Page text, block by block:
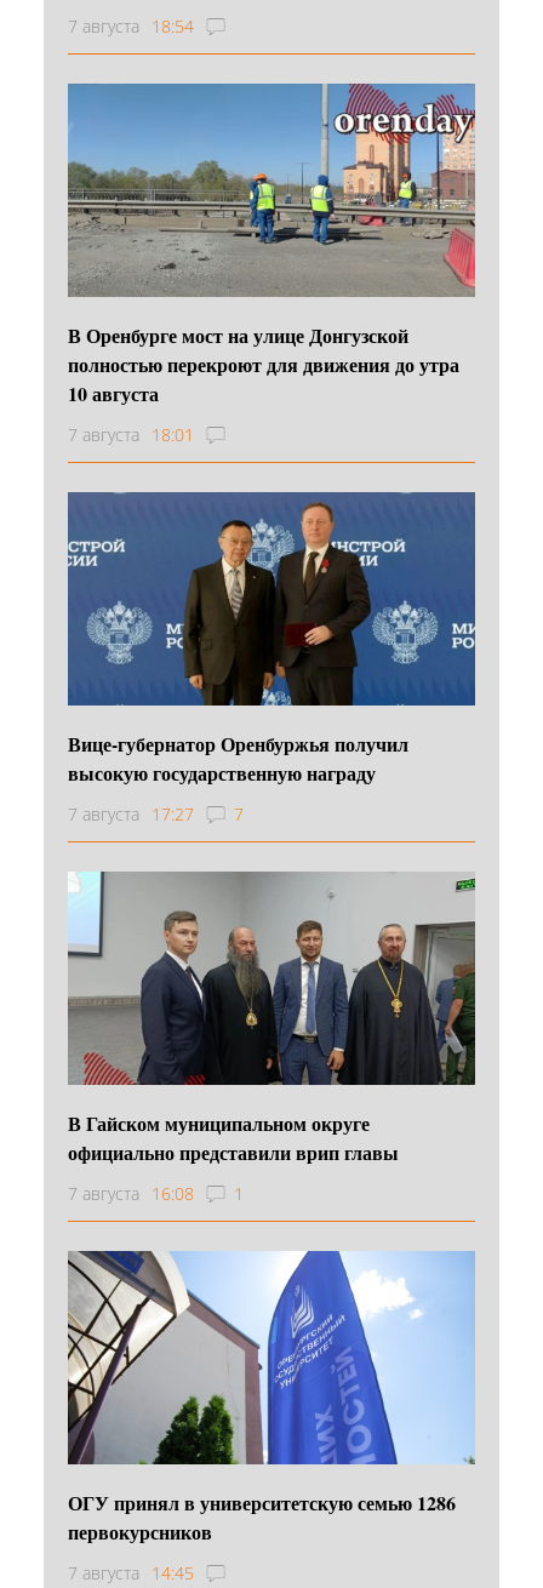
7 августа 18:54
В Оренбурге мост на улице Донгузской
полностью перекроют для движения до утра
10 августа
7 августа 18:01
Вице-губернатор Оренбуржья получил
высокую государственную награду
7 августа 17:27 7
В Гайском муниципальном округе
официально представили врип главы
7 августа 16:08 1
ОГУ принял в университетскую семью 1286
первокурсников
7 августа 14:45